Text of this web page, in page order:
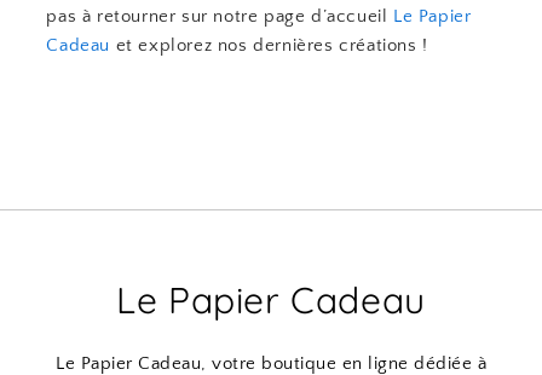
pas à retourner sur notre page d’accueil Le Papier
Cadeau et explorez nos dernières créations !
Le Papier Cadeau
Le Papier Cadeau, votre boutique en ligne dédiée à